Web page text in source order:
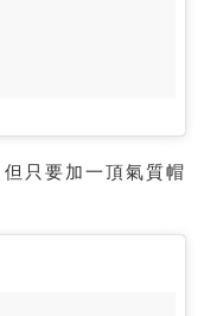
只要加一頂氣質帽